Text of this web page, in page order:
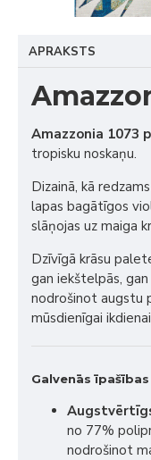
APRAKSTS
Amazzonia 1073
tropisku noskaņu.
Dizainā, kā
lapas bagātīgos
slāņojas uz maiga
Dzīvīgā krāsu
gan iekštelpās,
nodrošinot augstu
mūsdienīgai
Galvenās īpašības
no 77%
nodrošinot